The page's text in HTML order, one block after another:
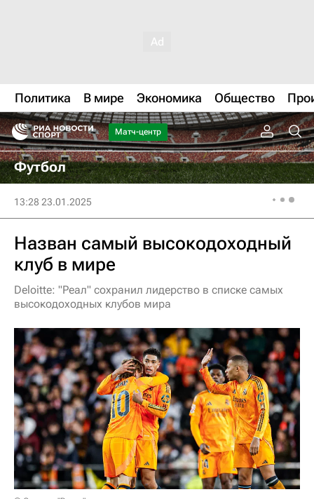
Политика В мире Экономика Общество
Матч-центр
Футбол
13:28 23.01.2025
Назван самый высокодоходный
клуб в мире
Deloitte: "Реал" сохранил лидерство в списке самых
высокодоходных клубов мира